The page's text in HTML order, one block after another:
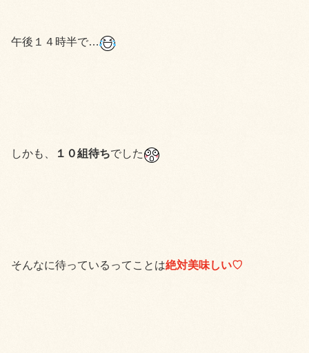
午後１４時半で…
しかも、 １０組待ちでした
そんなに待っているってことは絶対美味しい♡